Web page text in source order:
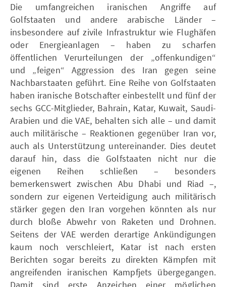
Die umfangreichen iranischen Angriffe auf
Golfstaaten und andere arabische Länder –
insbesondere auf zivile Infrastruktur wie Flughäfen
oder Energieanlagen – haben zu scharfen
öffentlichen Verurteilungen der „offenkundigen“
und „feigen“ Aggression des Iran gegen seine
Nachbarstaaten geführt. Eine Reihe von Golfstaaten
haben iranische Botschafter einbestellt und fünf der
sechs GCC-Mitglieder, Bahrain, Katar, Kuwait, Saudi-
Arabien und die VAE, behalten sich alle – und damit
auch militärische – Reaktionen gegenüber Iran vor,
auch als Unterstützung untereinander. Dies deutet
darauf hin, dass die Golfstaaten nicht nur die
eigenen Reihen schließen – besonders
bemerkenswert zwischen Abu Dhabi und Riad –,
sondern zur eigenen Verteidigung auch militärisch
stärker gegen den Iran vorgehen könnten als nur
durch bloße Abwehr von Raketen und Drohnen.
Seitens der VAE werden derartige Ankündigungen
kaum noch verschleiert, Katar ist nach ersten
Berichten sogar bereits zu direkten Kämpfen mit
angreifenden iranischen Kampfjets übergegangen.
Damit sind erste Anzeichen einer möglichen